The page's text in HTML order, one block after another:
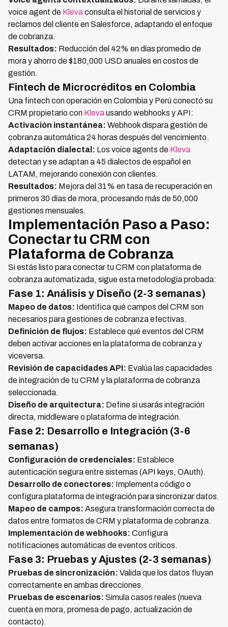
voice agent de Klevaconsulta el historial de servicios y
reclamos del cliente en Salesforce, adaptando el enfoque
de cobranza.
Resultados: Reducción del 42% en días promedio de
mora y ahorro de $180,000 USD anuales en costos de
gestión.
Fintech de Microcréditos en Colombia
Una fintech con operación en Colombia y Perú conectó su
CRM propietario con Klevausando webhooks y API:
Activación instantánea: Webhook dispara gestión de
cobranza automática 24 horas después del vencimiento.
Adaptación dialectal: Los voice agents de Kleva
detectan y se adaptan a 45 dialectos de español en
LATAM, mejorando conexión con clientes.
Resultados: Mejora del 31% en tasa de recuperación en
primeros 30 días de mora, procesando más de 50,000
gestiones mensuales.
Implementación Paso a Paso:
Conectar tu CRM con
Plataforma de Cobranza
Si estás listo para conectar tu CRM con plataforma de
cobranza automatizada, sigue esta metodología probada:
Fase 1: Análisis y Diseño (2-3 semanas)
Mapeo de datos: Identifica qué campos del CRM son
necesarios para gestiones de cobranza efectivas.
Definición de flujos: Establece qué eventos del CRM
deben activar acciones en la plataforma de cobranza y
viceversa.
Revisión de capacidades API: Evalúa las capacidades
de integración de tu CRM y la plataforma de cobranza
seleccionada.
Diseño de arquitectura: Define si usarás integración
directa, middleware o plataforma de integración.
Fase 2: Desarrollo e Integración (3-6
semanas)
Configuración de credenciales: Establece
autenticación segura entre sistemas (API keys, OAuth).
Desarrollo de conectores: Implementa código o
configura plataforma de integración para sincronizar datos.
Mapeo de campos: Asegura transformación correcta de
datos entre formatos de CRM y plataforma de cobranza.
Implementación de webhooks: Configura
notificaciones automáticas de eventos críticos.
Fase 3: Pruebas y Ajustes (2-3 semanas)
Pruebas de sincronización: Valida que los datos fluyan
correctamente en ambas direcciones.
Pruebas de escenarios: Simula casos reales (nueva
cuenta en mora, promesa de pago, actualización de
contacto).